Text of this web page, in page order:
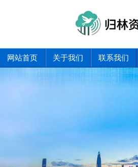
网站首页 关于我们 联系我们